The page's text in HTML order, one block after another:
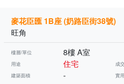
麥花臣匯 1B座 (奶路臣街38號)
旺角
樓層/單位 8樓 A室
用途 住宅 成
建築面積 - 實